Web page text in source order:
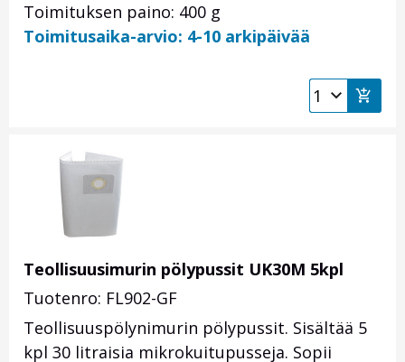
Toimituksen paino: 400 g
Toimitusaika-arvio: 4-10 arkipäivää
Teollisuusimurin pölypussit UK30M 5kpl
Tuotenro: FL902-GF
Teollisuuspölynimurin pölypussit. Sisältää 5
kpl 30 litraisia mikrokuitupusseja. Sopii